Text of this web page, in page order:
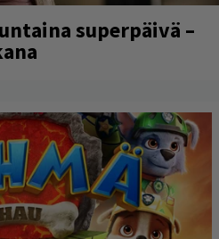
superpäivä –